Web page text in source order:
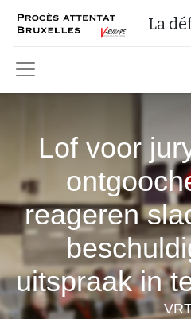
La
Lof voor
reageren
uitspraak in